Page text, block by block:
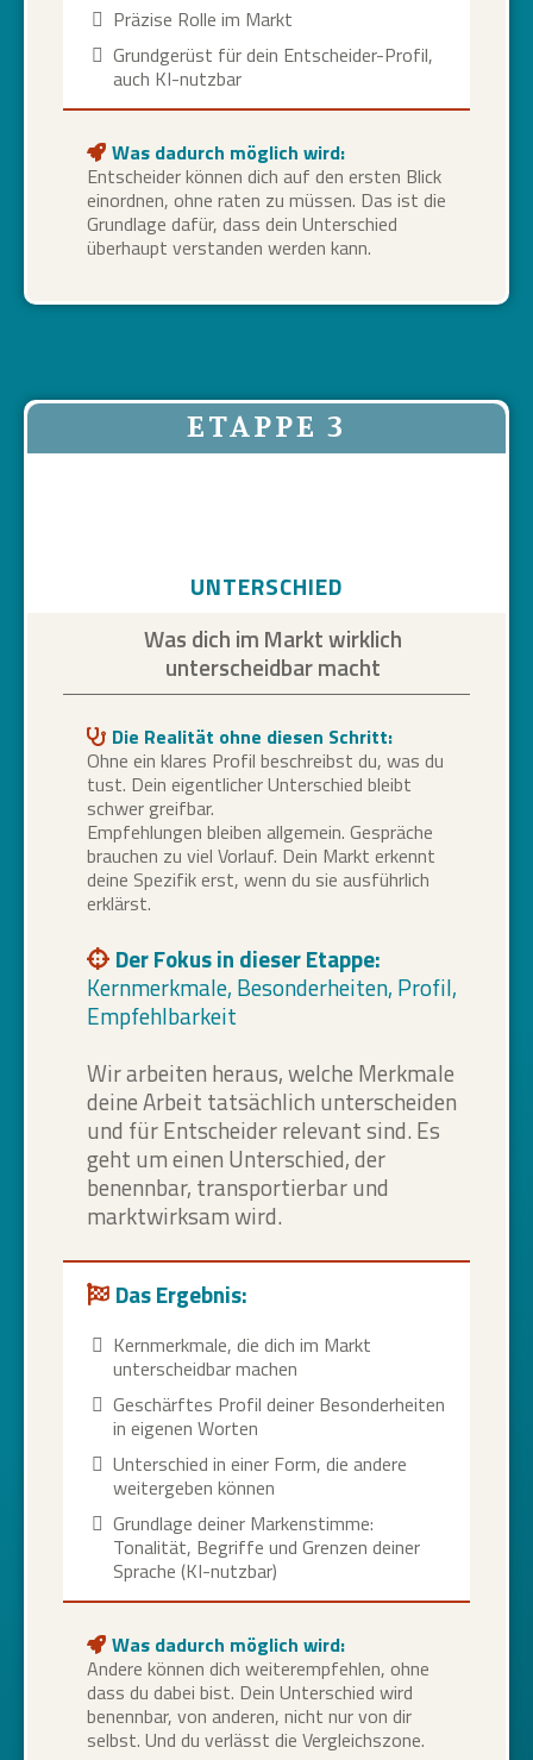
Präzise Rolle im Markt
Grundgerüst für dein Entscheider-Profil,
auch KI-nutzbar
Was dadurch möglich wird:
Entscheider können dich auf den ersten Blick
einordnen, ohne raten zu müssen. Das ist die
Grundlage dafür, dass dein Unterschied
überhaupt verstanden werden kann.
ETAPPE 3
UNTERSCHIED
Was dich im Markt wirklich
unterscheidbar macht
Die Realität ohne diesen Schritt:
Ohne ein klares Profil beschreibst du, was du
tust. Dein eigentlicher Unterschied bleibt
schwer greifbar.
Empfehlungen bleiben allgemein. Gespräche
brauchen zu viel Vorlauf. Dein Markt erkennt
deine Spezifik erst, wenn du sie ausführlich
erklärst.
Der Fokus in dieser Etappe:
Kernmerkmale, Besonderheiten, Profil,
Empfehlbarkeit
Wir arbeiten heraus, welche Merkmale
deine Arbeit tatsächlich unterscheiden
und für Entscheider relevant sind. Es
geht um einen Unterschied, der
benennbar, transportierbar und
marktwirksam wird.
Das Ergebnis:
Kernmerkmale, die dich im Markt
unterscheidbar machen
Geschärftes Profil deiner Besonderheiten
in eigenen Worten
Unterschied in einer Form, die andere
weitergeben können
Grundlage deiner Markenstimme:
Tonalität, Begriffe und Grenzen deiner
Sprache (KI-nutzbar)
Was dadurch möglich wird:
Andere können dich weiterempfehlen, ohne
dass du dabei bist. Dein Unterschied wird
benennbar, von anderen, nicht nur von dir
selbst. Und du verlässt die Vergleichszone.